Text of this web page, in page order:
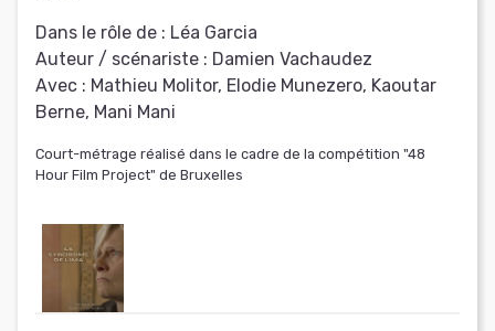
Dans le rôle de : Léa Garcia
Auteur / scénariste : Damien Vachaudez
Avec : Mathieu Molitor, Elodie Munezero, Kaoutar
Berne, Mani Mani
Court-métrage réalisé dans le cadre de la compétition "48
Hour Film Project" de Bruxelles